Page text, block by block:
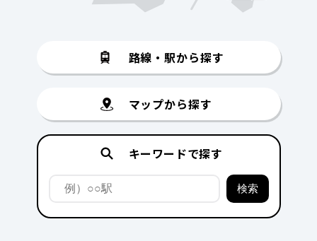
路線・駅から探す
マップから探す
キーワードで探す